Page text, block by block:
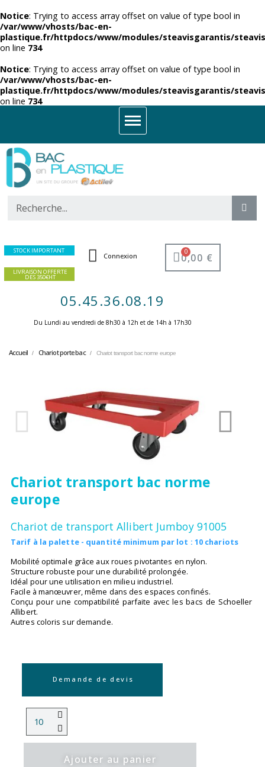
Notice: Trying to access array offset on value of type bool in
/var/www/vhosts/bac-en-
plastique.fr/httpdocs/www/modules/steavisgarantis/
on line 734
Notice: Trying to access array offset on value of type bool in
/var/www/vhosts/bac-en-
plastique.fr/httpdocs/www/modules/steavisgarantis/
on line 734
STOCK IMPORTANT
LIVRAISON OFFERTE
DES 350€HT
Connexion 0,00 €
05.45.36.08.19
Du Lundi au vendredi de 8h30 à 12h et de 14h à 17h30 ​
Accueil Chariot porte bac Chariot transport bac norme europe
Chariot transport bac norme
europe
Chariot de transport Allibert Jumboy 91005
Tarif à la palette - quantité minimum par lot : 10 chariots
Mobilité optimale grâce aux roues pivotantes en nylon.
Structure robuste pour une durabilité prolongée.
Idéal pour une utilisation en milieu industriel.
Facile à manœuvrer, même dans des espaces confinés.
Conçu pour une compatibilité parfaite avec les bacs de Schoeller
Allibert.
Autres coloris sur demande.
Demande de devis
Ajouter au panier